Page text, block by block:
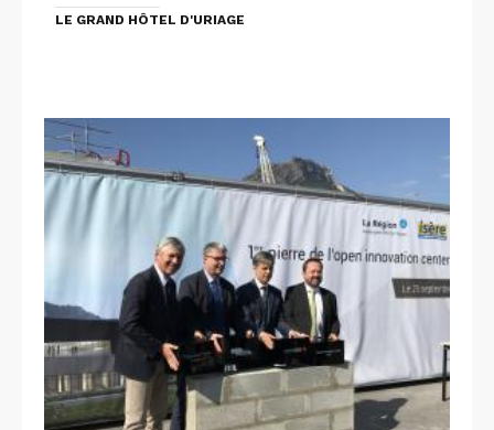
LE GRAND HÔTEL D'URIAGE